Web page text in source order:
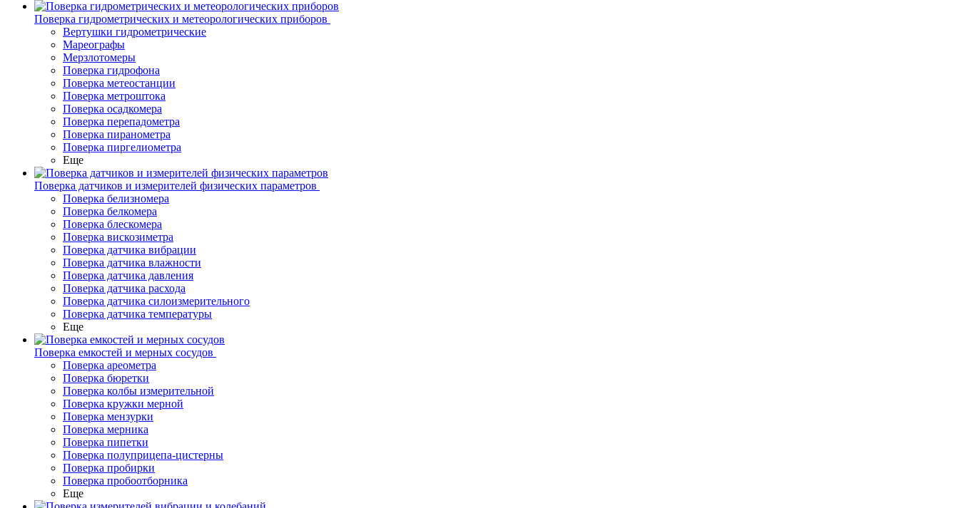
Поверка гидрометрических и метеорологических приборов
Вертушки гидрометрические
Мареографы
Мерзлотомеры
Поверка гидрофона
Поверка метеостанции
Поверка метроштока
Поверка осадкомера
Поверка перепадометра
Поверка пиранометра
Поверка пиргелиометра
Еще
Поверка датчиков и измерителей физических параметров
Поверка белизномера
Поверка белкомера
Поверка блескомера
Поверка вискозиметра
Поверка датчика вибрации
Поверка датчика влажности
Поверка датчика давления
Поверка датчика расхода
Поверка датчика силоизмерительного
Поверка датчика температуры
Еще
Поверка емкостей и мерных сосудов
Поверка ареометра
Поверка бюретки
Поверка колбы измерительной
Поверка кружки мерной
Поверка мензурки
Поверка мерника
Поверка пипетки
Поверка полуприцепа-цистерны
Поверка пробирки
Поверка пробоотборника
Еще